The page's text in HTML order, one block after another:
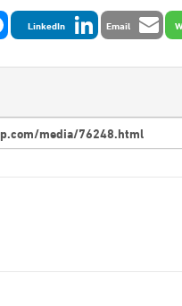
Email
LinkedIn